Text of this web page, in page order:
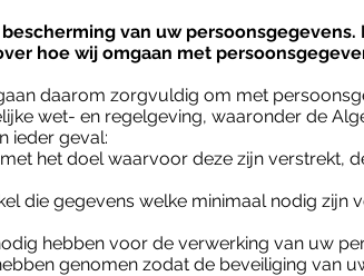
van uw persoonsgegevens.
hoe wij omgaan met
daarom zorgvuldig om met
wet- en regelgeving, waaronder de
ieder geval:
het doel waarvoor deze zijn verstrekt,
die gegevens welke minimaal nodig zijn
hebben voor de verwerking van uw
genomen zodat de beveiliging van